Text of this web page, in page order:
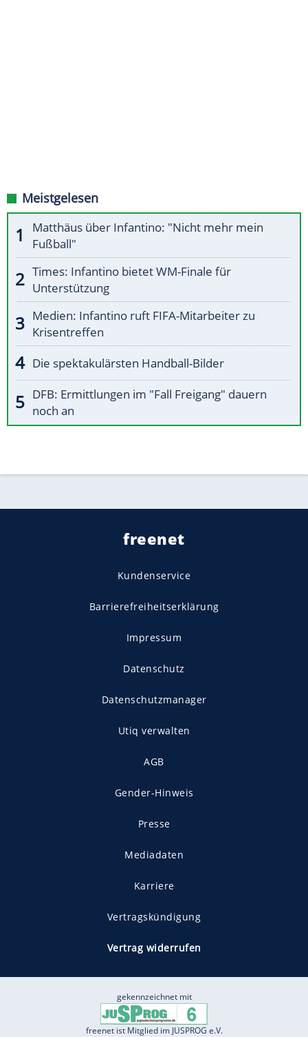
Meistgelesen
Matthäus über Infantino: "Nicht mehr mein
Fußball"
Times: Infantino bietet WM-Finale für
Unterstützung
Medien: Infantino ruft FIFA-Mitarbeiter zu
Krisentreffen
Die spektakulärsten Handball-Bilder
DFB: Ermittlungen im "Fall Freigang" dauern
noch an
freenet
Kundenservice
Barrierefreiheitserklärung
Impressum
Datenschutz
Datenschutzmanager
Utiq verwalten
AGB
Gender-Hinweis
Presse
Mediadaten
Karriere
Vertragskündigung
Vertrag widerrufen
gekennzeichnet mit
freenet ist Mitglied im JUSPROG e.V.